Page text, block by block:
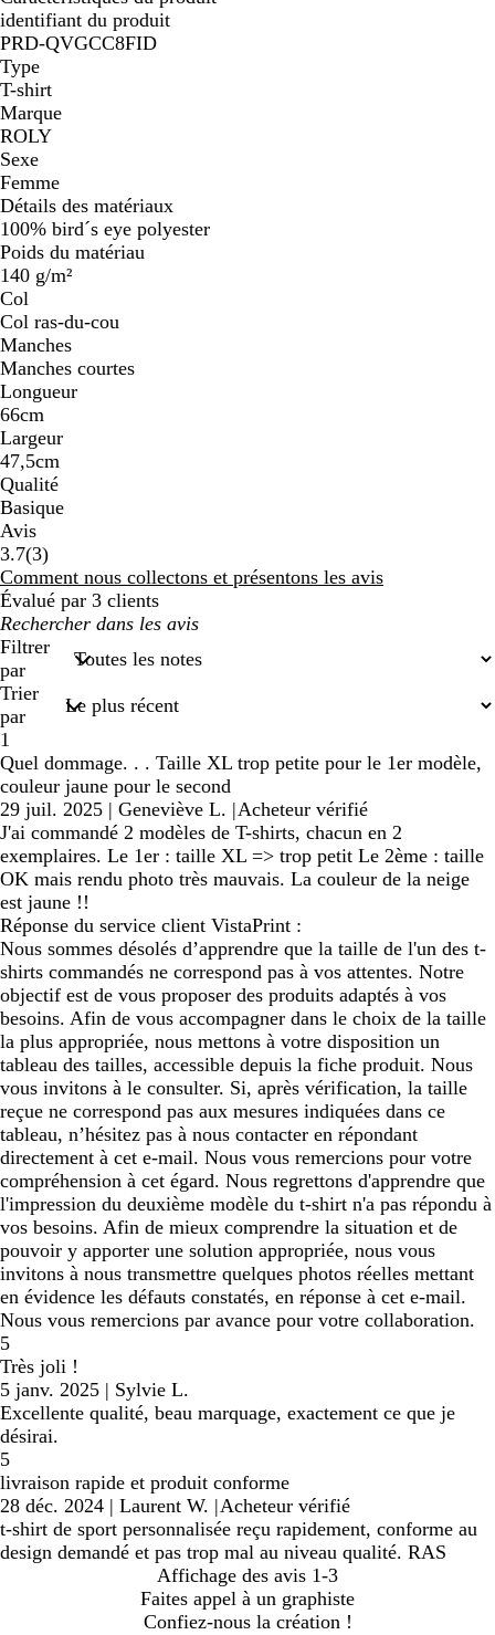
identifiant du produit
PRD-QVGCC8FID
Type
T-shirt
Marque
ROLY
Sexe
Femme
Détails des matériaux
100% bird´s eye polyester
Poids du matériau
140 g/m²
Col
Col ras-du-cou
Manches
Manches courtes
Longueur
66cm
Largeur
47,5cm
Qualité
Basique
Avis
3.7(33
avis
)
Comment nous collectons et présentons les avis
Évalué par 3 clients
Mes
recherches
saisies
Filtrer
par
Trier
par
1
Quel dommage. . . Taille XL trop petite pour le 1er modèle,
couleur jaune pour le second
29 juil. 2025 | Geneviève L. |Acheteur vérifié
J'ai commandé 2 modèles de T-shirts, chacun en 2
exemplaires. Le 1er : taille XL => trop petit Le 2ème : taille
OK mais rendu photo très mauvais. La couleur de la neige
est jaune !!
Réponse du service client VistaPrint :
Nous sommes désolés d’apprendre que la taille de l'un des t-
shirts commandés ne correspond pas à vos attentes. Notre
objectif est de vous proposer des produits adaptés à vos
besoins. Afin de vous accompagner dans le choix de la taille
la plus appropriée, nous mettons à votre disposition un
tableau des tailles, accessible depuis la fiche produit. Nous
vous invitons à le consulter. Si, après vérification, la taille
reçue ne correspond pas aux mesures indiquées dans ce
tableau, n’hésitez pas à nous contacter en répondant
directement à cet e-mail. Nous vous remercions pour votre
compréhension à cet égard. Nous regrettons d'apprendre que
l'impression du deuxième modèle du t-shirt n'a pas répondu à
vos besoins. Afin de mieux comprendre la situation et de
pouvoir y apporter une solution appropriée, nous vous
invitons à nous transmettre quelques photos réelles mettant
en évidence les défauts constatés, en réponse à cet e-mail.
Nous vous remercions par avance pour votre collaboration.
5
Très joli !
5 janv. 2025 | Sylvie L.
Excellente qualité, beau marquage, exactement ce que je
désirai.
5
livraison rapide et produit conforme
28 déc. 2024 | Laurent W. |Acheteur vérifié
t-shirt de sport personnalisée reçu rapidement, conforme au
design demandé et pas trop mal au niveau qualité. RAS
Affichage des avis 1-3
Faites appel à un graphiste
Confiez-nous la création !